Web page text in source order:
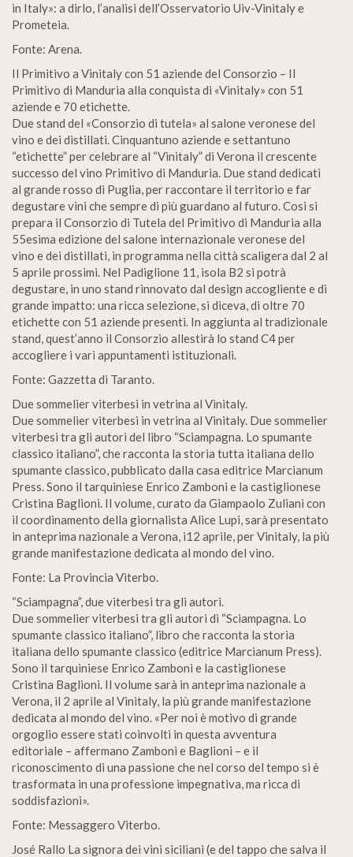
in Italy»: a dirlo, l’analisi dell’Osservatorio Uiv-Vinitaly e
Prometeia.
Fonte: Arena.
Il Primitivo a Vinitaly con 51 aziende del Consorzio – Il
Primitivo di Manduria alla conquista di «Vinitaly» con 51
aziende e 70 etichette.
Due stand del «Consorzio di tutela» al salone veronese del
vino e dei distillati. Cinquantuno aziende e settantuno
“etichette” per celebrare al “Vinitaly” di Verona il crescente
successo del vino Primitivo di Manduria. Due stand dedicati
al grande rosso di Puglia, per raccontare il territorio e far
degustare vini che sempre di più guardano al futuro. Cosi si
prepara il Consorzio di Tutela del Primitivo di Manduria alla
55esima edizione del salone internazionale veronese del
vino e dei distillati, in programma nella città scaligera dal 2 al
5 aprile prossimi. Nel Padiglione 11, isola B2 si potrà
degustare, in uno stand rinnovato dal design accogliente e di
grande impatto: una ricca selezione, si diceva, di oltre 70
etichette con 51 aziende presenti. In aggiunta al tradizionale
stand, quest’anno il Consorzio allestirà lo stand C4 per
accogliere i vari appuntamenti istituzionali.
Fonte: Gazzetta di Taranto.
Due sommelier viterbesi in vetrina al Vinitaly.
Due sommelier viterbesi in vetrina al Vinitaly. Due sommelier
viterbesi tra gli autori del libro “Sciampagna. Lo spumante
classico italiano”, che racconta la storia tutta italiana dello
spumante classico, pubblicato dalla casa editrice Marcianum
Press. Sono il tarquiniese Enrico Zamboni e la castiglionese
Cristina Baglioni. Il volume, curato da Giampaolo Zuliani con
il coordinamento della giornalista Alice Lupi, sarà presentato
in anteprima nazionale a Verona, i12 aprile, per Vinitaly, la più
grande manifestazione dedicata al mondo del vino.
Fonte: La Provincia Viterbo.
“Sciampagna”, due viterbesi tra gli autori.
Due sommelier viterbesi tra gli autori di “Sciampagna. Lo
spumante classico italiano”, libro che racconta la storia
italiana dello spumante classico (editrice Marcianum Press).
Sono il tarquiniese Enrico Zamboni e la castiglionese
Cristina Baglioni. Il volume sarà in anteprima nazionale a
Verona, il 2 aprile al Vinitaly, la più grande manifestazione
dedicata al mondo del vino. «Per noi è motivo di grande
orgoglio essere stati coinvolti in questa avventura
editoriale – affermano Zamboni e Baglioni – e il
riconoscimento di una passione che nel corso del tempo si è
trasformata in una professione impegnativa, ma ricca di
soddisfazioni».
Fonte: Messaggero Viterbo.
José Rallo La signora dei vini siciliani (e del tappo che salva il